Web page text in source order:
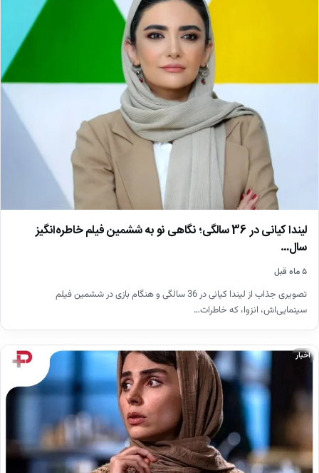
لیندا کیانی در 36 سالگی؛ نگاهی نو به ششمین فیلم خاطره‌انگیز
سال…
۵ ماه قبل
تصویری جذاب از لیندا کیانی در 36 سالگی و هنگام بازی در ششمین فیلم
سینمایی‌اش، انزوا، که خاطرات…
اخبار